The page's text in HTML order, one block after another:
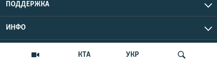
КТА УКР
ПОДДЕРЖКА
ИНФО
Copyright Крым.Реалии, 2026 | Все права защищены.
UTC+3